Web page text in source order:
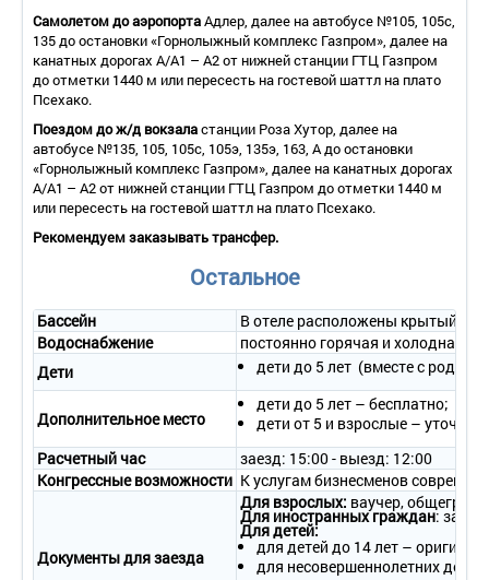
обогрева чиллер-фанкойл, телевизор со спутниковым
телевидением, телефон.
Покрытие пола – ламинат.
Санузел – душевая кабина, ванна, умывальник, унитаз, биде,
фен, пол с подогревом.
Сервис:
- уборка номера – ежедневно.
2-местный номер «Полулюкс» (Junior Suite)
Количество основных мест – 2.
Дополнительное место – 1 (кровать).
Мебель – одна 2-спальная кровать или две 1,5-спальные
кровати, прикроватные тумбочки, журнальный столик,
письменный стол, стул, 2 кресла.
Оборудование – мини-бар, сейф, система охлаждения и
обогрева чиллер-фанкойл, телевизор со спутниковым
телевидением, телефон.
Санузел – душевая кабина, ванна, умывальник, унитаз, биде,
фен, пол с подогревом.
- уборка номера – ежедневно.
3-местный 2-комнатный номер «Апартамент» (Apartment)
Самолетом до аэропортаАдлер, далее на автобусе №105, 105с,
135 до остановки «Горнолыжный комплекс Газпром», далее на
канатных дорогах А/А1 – А2 от нижней станции ГТЦ Газпром
до отметки 1440 м или пересесть на гостевой шаттл на плато
Псехако.
Поездом до ж/д вокзаластанции Роза Хутор, далее на
автобусе №135, 105, 105с, 105э, 135э, 163, А до остановки
«Горнолыжный комплекс Газпром», далее на канатных дорогах
А/А1 – А2 от нижней станции ГТЦ Газпром до отметки 1440 м
или пересесть на гостевой шаттл на плато Псехако.
Рекомендуем заказывать трансфер.
Остальное
Бассейн
В отеле расположены крытый и
Водоснабжение
постоянно горячая и холодная
Дети
дети до 5 лет (вместе с
Дополнительное место
дети до 5 лет – бесплатно;
дети от 5 и взрослые –
Расчетный час
заезд: 15:00 - выезд: 12:00
Конгрессные возможности К услугам бизнесменов
Документы для заезда
Для взрослых: ваучер,
Для иностранных граждан:
Для детей:
для детей до 14 лет –
для несовершеннолетних